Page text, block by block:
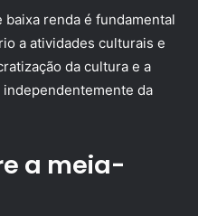
renda é fundamental
a atividades culturais e
da cultura e a
da
a meia-